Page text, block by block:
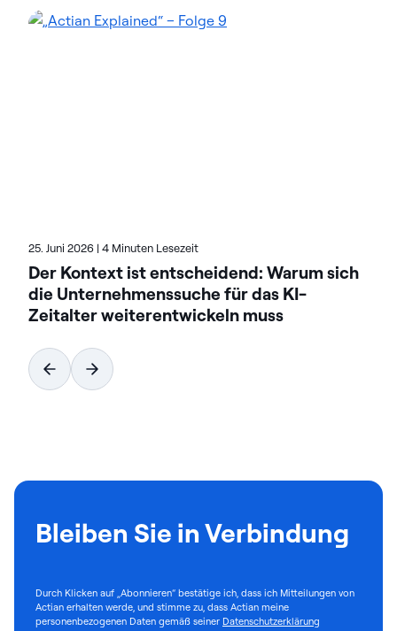
Jahre Erfahrung im Marketing für Analyse-,
25. Juni 2026 | 4 Minuten Lesezeit
Der Kontext ist entscheidend: Warum sich
die Unternehmenssuche für das KI-
Zeitalter weiterentwickeln muss
Bleiben Sie in Verbindung
Durch Klicken auf „Abonnieren“ bestätige ich, dass ich Mitteilungen von
Actian erhalten werde, und stimme zu, dass Actian meine
personenbezogenen Daten gemäß seiner Datenschutzerklärung